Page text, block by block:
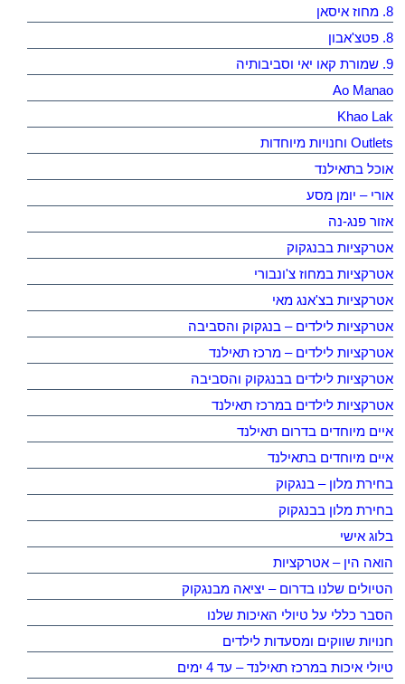
8. מחוז איסאן
8. פטצ'אבון
9. שמורת קאו יאי וסביבותיה
Ao Manao
Khao Lak
Outlets וחנויות מיוחדות
אוכל בתאילנד
אורי – יומן מסע
אזור פנג-נה
אטרקציות בבנגקוק
אטרקציות במחוז צ'ונבורי
אטרקציות בצ'אנג מאי
אטרקציות לילדים – בנגקוק והסביבה
אטרקציות לילדים – מרכז תאילנד
אטרקציות לילדים בבנגקוק והסביבה
אטרקציות לילדים במרכז תאילנד
איים מיוחדים בדרום תאילנד
איים מיוחדים בתאילנד
בחירת מלון – בנגקוק
בחירת מלון בבנגקוק
בלוג אישי
הואה הין – אטרקציות
הטיולים שלנו בדרום – יציאה מבנגקוק
הסבר כללי על טיולי האיכות שלנו
חנויות שווקים ומסעדות לילדים
טיולי איכות במרכז תאילנד – עד 4 ימים